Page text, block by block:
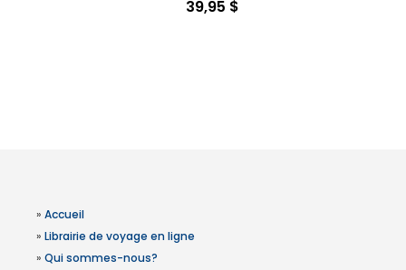
39,95 $
» Accueil
» Librairie de voyage en ligne
» Qui sommes-nous?